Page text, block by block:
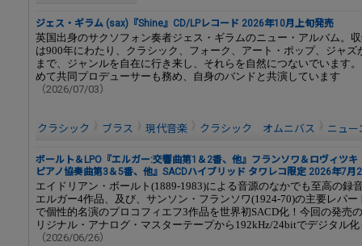
ジェス・ギラム (sax)『Shine』CD/LPレコード 2026年10月上旬発売
英国出身のサクソフォン奏者ジェス・ギラムのニュー・アルバム。
は900年にわたり、クラシック、フォーク、アート・ポップ、ジャズ
まで、ジャンルを自在に行き来し、それらを自然につないでいます
めて共同プロデューサーも務め、自身のバンドと共演しています
（2026/07/03）
クラシック ブラス 現代音楽 クラシック オムニバス ニュー
ボールト＆LPO『エルガー:交響曲第1＆2番、他』フランソワ＆ロヴィツキ
ピアノ協奏曲第3＆5番、他』SACDハイブリッド タワレコ限定 2026年7月
エイドリアン・ボールト(1889-1983)による音源のなかでも至高の録
エルガー4作品、及び、サンソン・フランソワ(1924-70)の主要レパー
で個性的名演のプロコフィエフ3作品を世界初SACD化！今回の発売
リジナル・アナログ・マスターテープから192kHz/24bitでデジタル
（2026/06/26）